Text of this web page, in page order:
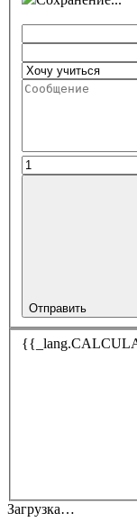
Отправить
Загрузка…